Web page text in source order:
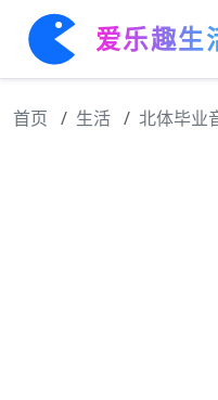
爱乐趣生
首页 生活 北体毕业